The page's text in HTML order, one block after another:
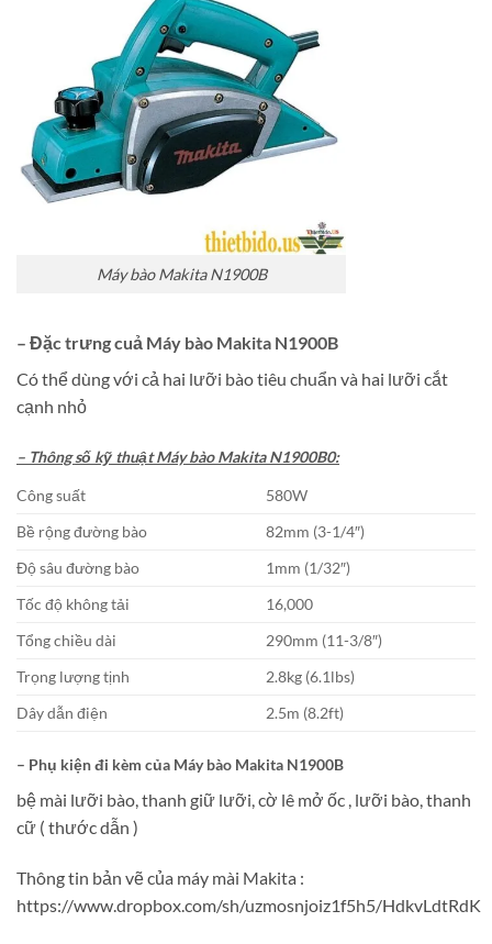
Máy bào Makita N1900B
– Đặc trưng cuả Máy bào Makita N1900B
Có thể dùng với cả hai lưỡi bào tiêu chuẩn và hai lưỡi cắt
cạnh nhỏ
– Thông số kỹ thuật Máy bào Makita N1900B0:
Công suất
580W
Bề rộng đường bào
82mm (3-1/4″)
Độ sâu đường bào
1mm (1/32″)
Tốc độ không tải
16,000
Tổng chiều dài
290mm (11-3/8″)
Trọng lượng tịnh
2.8kg (6.1lbs)
Dây dẫn điện
2.5m (8.2ft)
– Phụ kiện đi kèm của Máy bào Makita N1900B
bệ mài lưỡi bào, thanh giữ lưỡi, cờ lê mở ốc , lưỡi bào, thanh
cữ ( thước dẫn )
Thông tin bản vẽ của máy mài Makita :
https://www.dropbox.com/sh/uzmosnjoiz1f5h5/HdkvLdtRdK